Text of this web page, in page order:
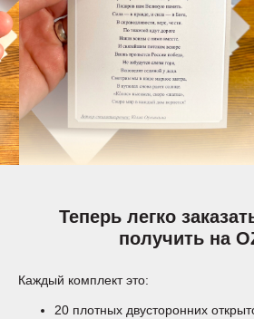
Теперь легко
получить на
Каждый комплект это:
20 плотных двусторонних